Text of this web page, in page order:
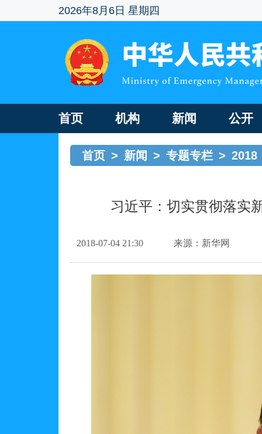
2026年8月6日 星期四
首页 机构 新闻 公开
首页 > 新闻 > 专题专栏 > 2018
习近平：切实贯彻落实
2018-07-04 21:30 来源：新华网